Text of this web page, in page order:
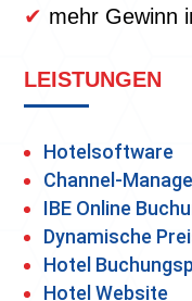
✔ mehr Gewinn
LEISTUNGEN
Hotelsoftware
Channel-
IBE Online
Dynamische
Hotel
Hotel Website